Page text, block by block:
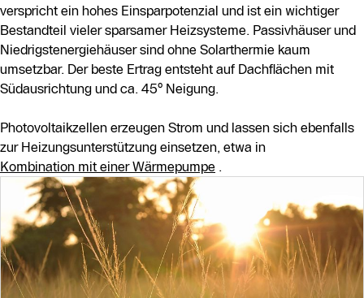
verspricht ein hohes Einsparpotenzial und ist ein wichtiger
Bestandteil vieler sparsamer Heizsysteme. Passivhäuser und
Niedrigstenergiehäuser sind ohne Solarthermie kaum
umsetzbar. Der beste Ertrag entsteht auf Dachflächen mit
Südausrichtung und ca. 45° Neigung.
Photovoltaikzellen erzeugen Strom und lassen sich ebenfalls
zur Heizungsunterstützung einsetzen, etwa in
Kombination mit einer Wärmepumpe .